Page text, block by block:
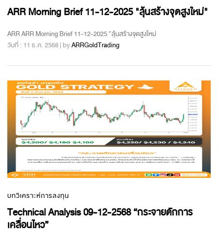
ARR Morning Brief 11-12-2025 "ลุ้นสร้างจุดสูงใหม่"
ARR ARR Morning Brief 11-12-2025 "ลุ้นสร้างจุดสูงใหม่
วันที่ : 11 ธ.ค. 2568 | byARRGoldTrading
บทวิเคราะห์การลงทุน
Technical Analysis 09-12-2568 “กระจายดักการ
เคลื่อนไหว”